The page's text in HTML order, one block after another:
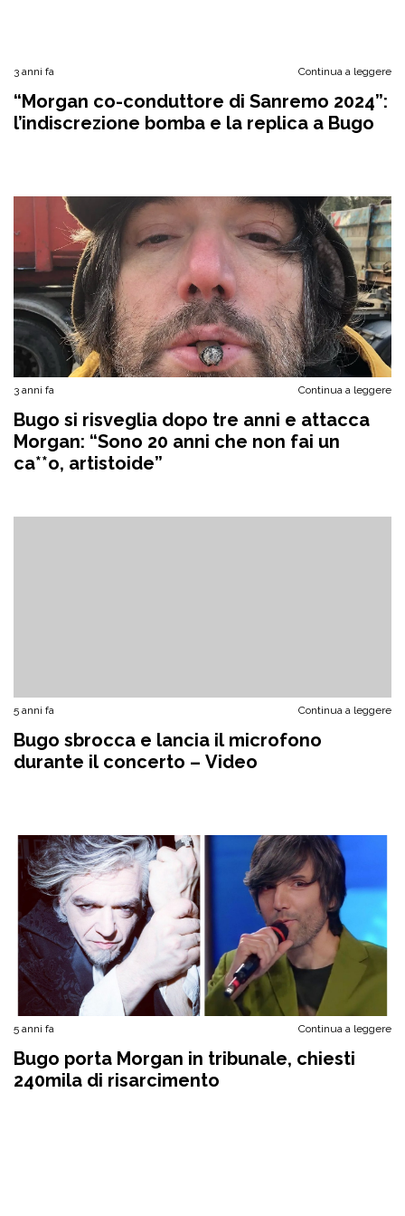
3 anni fa Continua a leggere
“Morgan co-conduttore di Sanremo 2024”:
l’indiscrezione bomba e la replica a Bugo
3 anni fa Continua a leggere
Bugo si risveglia dopo tre anni e attacca
Morgan: “Sono 20 anni che non fai un
ca**o, artistoide”
5 anni fa Continua a leggere
Bugo sbrocca e lancia il microfono
durante il concerto – Video
5 anni fa Continua a leggere
Bugo porta Morgan in tribunale, chiesti
240mila di risarcimento